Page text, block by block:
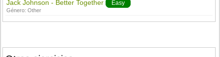
Jack Johnson - Better Together Easy
Género:Other